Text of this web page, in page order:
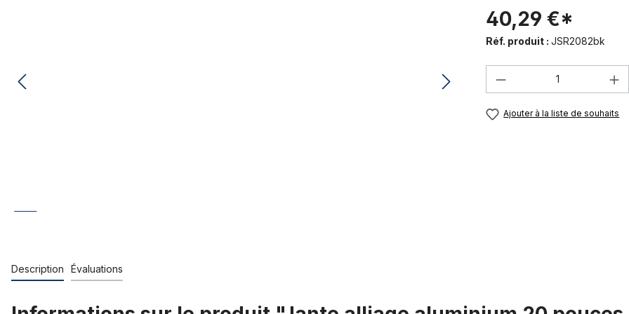
40,29 €*
Réf. produit : JSR2082bk
Quantité de
Ajouter à la liste de souhaits
Description Évaluations